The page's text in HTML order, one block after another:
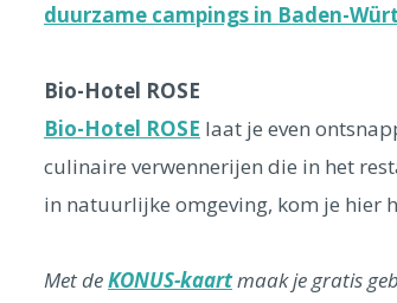
duurzame campings in Baden-
Bio-Hotel ROSE
Bio-Hotel ROSE laat je even
culinaire verwennerijen die in het
in natuurlijke omgeving, kom je hier
Met deKONUS-kaartmaak je gratis